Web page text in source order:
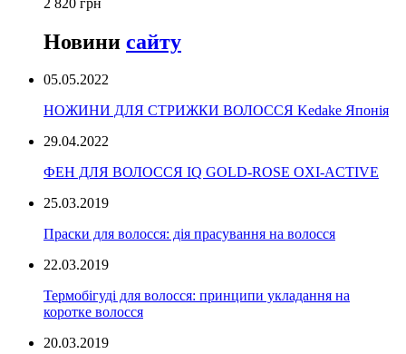
Новини сайту
05.05.2022
НОЖИНИ ДЛЯ СТРИЖКИ ВОЛОССЯ Kedake Японія
29.04.2022
ФЕН ДЛЯ ВОЛОССЯ IQ GOLD-ROSE OXI-ACTIVE
25.03.2019
Праски для волосся: дія прасування на волосся
22.03.2019
Термобігуді для волосся: принципи укладання на
коротке волосся
20.03.2019